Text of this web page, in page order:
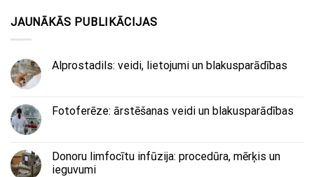
JAUNĀKĀS PUBLIKĀCIJAS
Alprostadils: veidi, lietojumi un blakusparādības
Fotoferēze: ārstēšanas veidi un blakusparādības
Donoru limfocītu infūzija: procedūra, mērķis un
ieguvumi